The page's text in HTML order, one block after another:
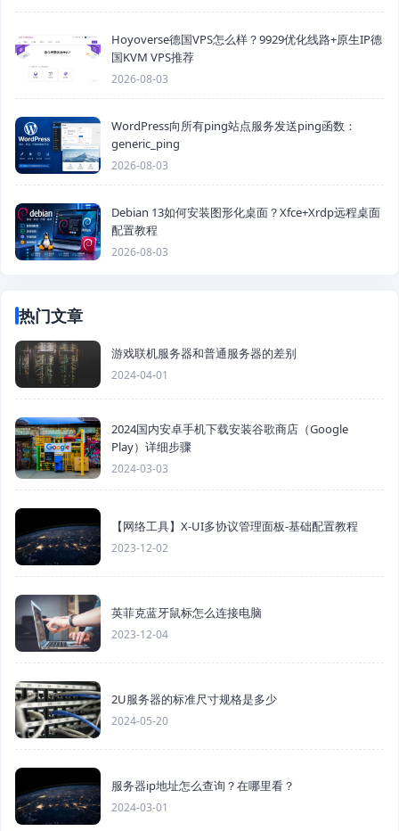
Hoyoverse德国VPS怎么样？9929优化线路+原生IP德
国KVM VPS推荐
2026-08-03
WordPress向所有ping站点服务发送ping函数：
generic_ping
2026-08-03
Debian 13如何安装图形化桌面？Xfce+Xrdp远程桌面
配置教程
2026-08-03
热门文章
游戏联机服务器和普通服务器的差别
2024-04-01
2024国内安卓手机下载安装谷歌商店（Google
Play）详细步骤
2024-03-03
【网络工具】X-UI多协议管理面板-基础配置教程
2023-12-02
英菲克蓝牙鼠标怎么连接电脑
2023-12-04
2U服务器的标准尺寸规格是多少
2024-05-20
服务器ip地址怎么查询？在哪里看？
2024-03-01